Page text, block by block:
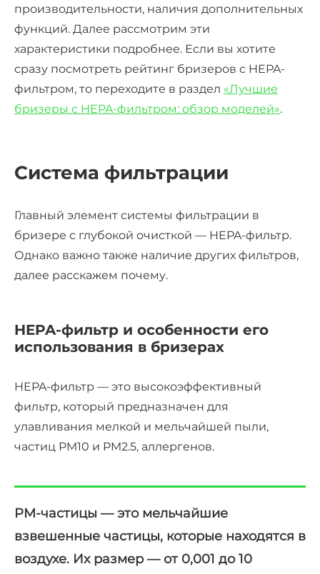
производительности, наличия дополнительных
функций. Далее рассмотрим эти
характеристики подробнее. Если вы хотите
сразу посмотреть рейтинг бризеров с HEPA-
фильтром, то переходите в раздел «Лучшие
бризеры с HEPA-фильтром: обзор моделей».
Система фильтрации
Главный элемент системы фильтрации в
бризере с глубокой очисткой — HEPA-фильтр.
Однако важно также наличие других фильтров,
далее расскажем почему.
HEPA-фильтр и особенности его
использования в бризерах
HEPA-фильтр — это высокоэффективный
фильтр, который предназначен для
улавливания мелкой и мельчайшей пыли,
частиц PM10 и PM2.5, аллергенов.
PM-частицы — это мельчайшие
взвешенные частицы, которые находятся в
воздухе. Их размер — от 0,001 до 10